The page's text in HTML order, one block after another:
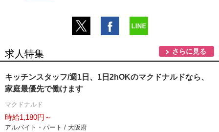
求人特集 さらに見る
キッチンスタッフ/週1日、1日2hOKのマクドナルドなら、
家庭最優先で働けます
マクドナルド
時給1,180円～
アルバイト・パート / 大阪府